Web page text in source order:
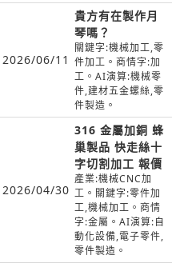
2026/06/11
貴方有在製作月
琴嗎？
關鍵字:機械加工,零
件加工。商情字:加
工。AI演算:機械零
件,建材五金螺絲,零
件製造。
2026/04/30
316 金屬加銅 蜂
巢製品 快走絲十
字切割加工 報價
產業:機械CNC加
工。關鍵字:零件加
工,機械加工。商情
字:金屬。AI演算:自
動化設備,電子零件,
零件製造。